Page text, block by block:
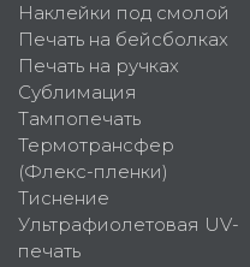
Наклейки под смолой
Печать на бейсболках
Печать на ручках
Сублимация
Тампопечать
Термотрансфер
(Флекс-пленки)
Тиснение
Ультрафиолетовая UV-
печать